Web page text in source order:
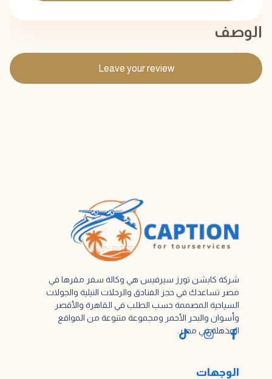
الوصف
Leave your review
شركة كابشن تورز سيرفيس هي وكالة سفر مقرها في
مصر تساعدك في حجز الفنادق والرحلات النيلية والجولات
السياحية المصممة حسب الطلب في القاهرة والأقصر
وأسوان والبحر الأحمر ومجموعة متنوعة من المواقع
المذهلة في مصر.
الوجهات